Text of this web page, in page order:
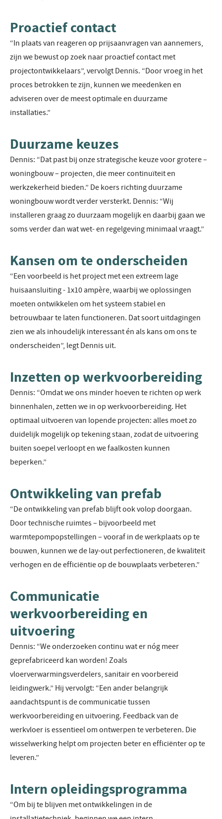
Proactief contact
“In plaats van reageren op prijsaanvragen van aannemers,
zijn we bewust op zoek naar proactief contact met
projectontwikkelaars”, vervolgt Dennis. “Door vroeg in het
proces betrokken te zijn, kunnen we meedenken en
adviseren over de meest optimale en duurzame
installaties.”
Duurzame keuzes
Dennis: “Dat past bij onze strategische keuze voor grotere –
woningbouw – projecten, die meer continuïteit en
werkzekerheid bieden.” De koers richting duurzame
woningbouw wordt verder versterkt. Dennis: “Wij
installeren graag zo duurzaam mogelijk en daarbij gaan we
soms verder dan wat wet- en regelgeving minimaal vraagt.”
Kansen om te onderscheiden
“Een voorbeeld is het project met een extreem lage
huisaansluiting - 1x10 ampère, waarbij we oplossingen
moeten ontwikkelen om het systeem stabiel en
betrouwbaar te laten functioneren. Dat soort uitdagingen
zien we als inhoudelijk interessant én als kans om ons te
onderscheiden”, legt Dennis uit.
Inzetten op werkvoorbereiding
Dennis: “Omdat we ons minder hoeven te richten op werk
binnenhalen, zetten we in op werkvoorbereiding. Het
optimaal uitvoeren van lopende projecten: alles moet zo
duidelijk mogelijk op tekening staan, zodat de uitvoering
buiten soepel verloopt en we faalkosten kunnen
beperken.”
Ontwikkeling van prefab
“De ontwikkeling van prefab blijft ook volop doorgaan.
Door technische ruimtes – bijvoorbeeld met
warmtepompopstellingen – vooraf in de werkplaats op te
bouwen, kunnen we de lay-out perfectioneren, de kwaliteit
verhogen en de efficiëntie op de bouwplaats verbeteren.”
Communicatie
werkvoorbereiding en
uitvoering
Dennis: “We onderzoeken continu wat er nóg meer
geprefabriceerd kan worden! Zoals
vloerverwarmingsverdelers, sanitair en voorbereid
leidingwerk.” Hij vervolgt: “Een ander belangrijk
aandachtspunt is de communicatie tussen
werkvoorbereiding en uitvoering. Feedback van de
werkvloer is essentieel om ontwerpen te verbeteren. Die
wisselwerking helpt om projecten beter en efficiënter op te
leveren.”
Intern opleidingsprogramma
“Om bij te blijven met ontwikkelingen in de